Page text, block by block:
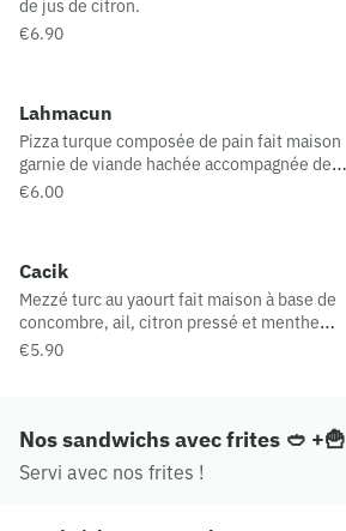
de jus de citron.
€6.90
Lahmacun
Pizza turque composée de pain fait maison
garnie de viande hachée accompagnée de
tomates, poivrons et oignons finement
€6.00
Cacik
Mezzé turc au yaourt fait maison à base de
concombre, ail, citron pressé et menthe
fraîche.
€5.90
Nos sandwichs avec frites 🥙 +🍟
Servi avec nos frites !